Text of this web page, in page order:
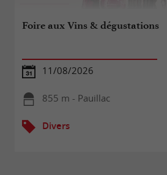
Foire aux Vins & dégustations
11/08/2026
855 m - Pauillac
Divers